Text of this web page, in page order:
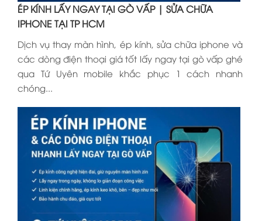
ÉP KÍNH LẤY NGAY TẠI GÒ VẤP | SỬA CHỮA
IPHONE TẠI TP HCM
Dịch vụ thay màn hình, ép kính, sửa chữa iphone và
các dòng điện thoại giá tốt lấy ngay tại gò vấp ghé
qua Tứ Uyên mobile khắc phục 1 cách nhanh
chóng...